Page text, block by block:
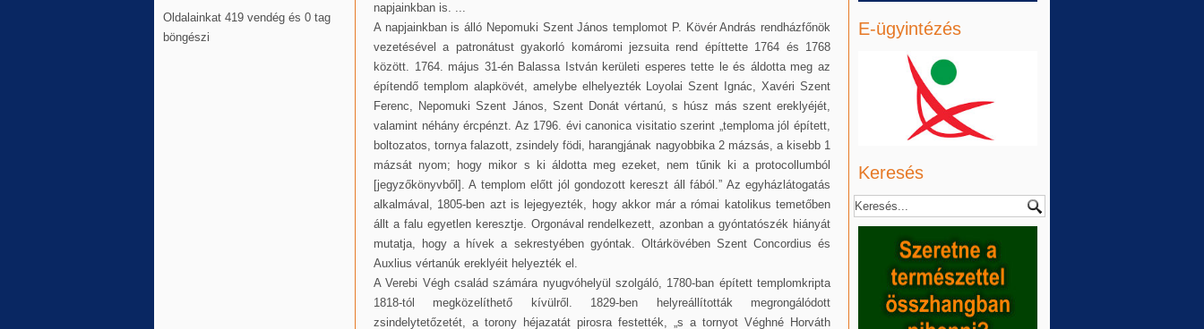
Oldalainkat 419 vendég és 0 tag
böngészi
napjainkban is. ...
A napjainkban is álló Nepomuki Szent János templomot P. Kövér András rendházfőnök
vezetésével a patronátust gyakorló komáromi jezsuita rend építtette 1764 és 1768
között. 1764. május 31-én Balassa István kerületi esperes tette le és áldotta meg az
építendő templom alapkövét, amelybe elhelyezték Loyolai Szent Ignác, Xavéri Szent
Ferenc, Nepomuki Szent János, Szent Donát vértanú, s húsz más szent ereklyéjét,
valamint néhány ércpénzt. Az 1796. évi canonica visitatio szerint „temploma jól épített,
boltozatos, tornya falazott, zsindely födi, harangjának nagyobbika 2 mázsás, a kisebb 1
mázsát nyom; hogy mikor s ki áldotta meg ezeket, nem tűnik ki a protocollumból
[jegyzőkönyvből]. A templom előtt jól gondozott kereszt áll fából.” Az egyházlátogatás
alkalmával, 1805-ben azt is lejegyezték, hogy akkor már a római katolikus temetőben
állt a falu egyetlen keresztje. Orgonával rendelkezett, azonban a gyóntatószék hiányát
mutatja, hogy a hívek a sekrestyében gyóntak. Oltárkövében Szent Concordius és
Auxlius vértanúk ereklyéit helyezték el.
A Verebi Végh család számára nyugvóhelyül szolgáló, 1780-ban épített templomkripta
1818-tól megközelíthető kívülről. 1829-ben helyreállították megrongálódott
zsindelytetőzetét, a torony héjazatát pirosra festették, „s a tornyot Véghné Horváth
E-ügyintézés
Keresés